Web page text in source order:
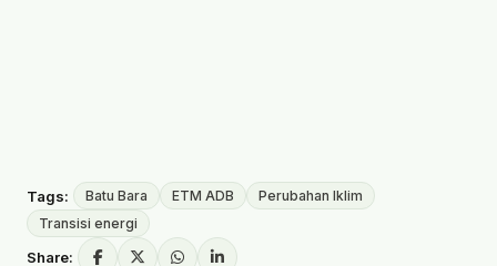
Tags: Batu Bara ETM ADB
Perubahan Iklim
Transisi energi
Share: